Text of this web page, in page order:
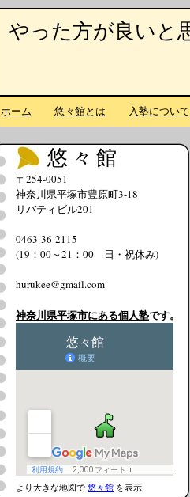
やった方が良いと
ホーム 悠々館とは 入塾について
悠々館
〒254-0051
神奈川県平塚市豊原町3-18
リバティビル201
0463-36-2115
(19：00～21：00 日・祝休み)
hurukee@gmail.com
神奈川県平塚市にある個人塾です。
より大きな地図で 悠々館 を表示